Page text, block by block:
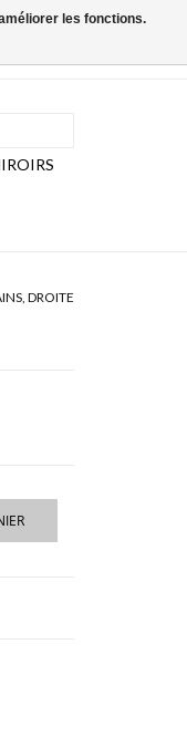
DROITE
les fonctions.